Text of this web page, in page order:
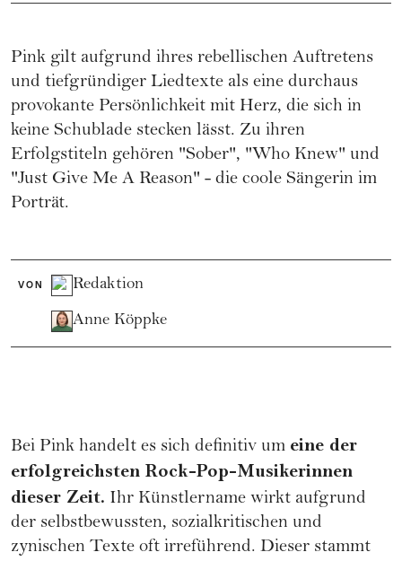
Pink gilt aufgrund ihres rebellischen Auftretens
und tiefgründiger Liedtexte als eine durchaus
provokante Persönlichkeit mit Herz, die sich in
keine Schublade stecken lässt. Zu ihren
Erfolgstiteln gehören "Sober", "Who Knew" und
"Just Give Me A Reason" - die coole Sängerin im
Porträt.
VON Redaktion
Anne Köppke
Bei Pink handelt es sich definitiv um eine der
erfolgreichsten Rock-Pop-Musikerinnen
dieser Zeit. Ihr Künstlername wirkt aufgrund
der selbstbewussten, sozialkritischen und
zynischen Texte oft irreführend. Dieser stammt